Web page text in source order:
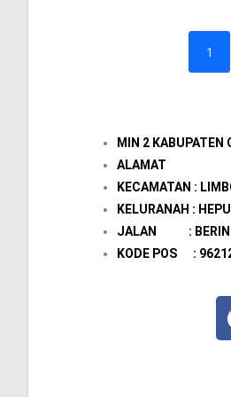
1
MIN 2 KABUPATEN
ALAMAT
KECAMATAN :
KELURANAH :
JALAN :
KODE POS :